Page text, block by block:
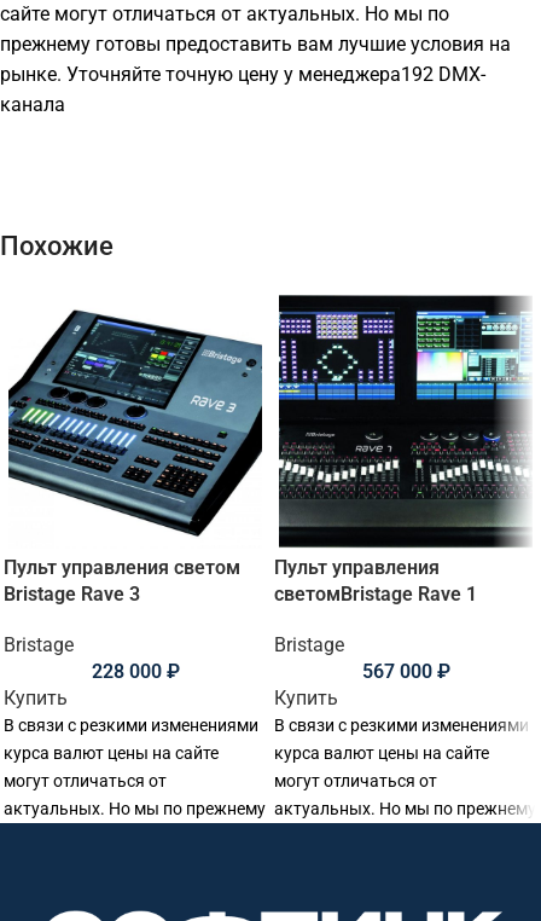
сайте могут отличаться от актуальных. Но мы по
прежнему готовы предоставить вам лучшие условия на
рынке. Уточняйте точную цену у менеджера192 DMX-
канала
Похожие
Пульт управления светом
Bristage Rave 3
Bristage
228 000 ₽
Купить
В связи с резкими изменениями
курса валют цены на сайте
могут отличаться от
актуальных. Но мы по прежнему
Пульт управления
светомBristage Rave 1
Bristage
567 000 ₽
Купить
В связи с резкими изменениями
курса валют цены на сайте
могут отличаться от
актуальных. Но мы по прежнему